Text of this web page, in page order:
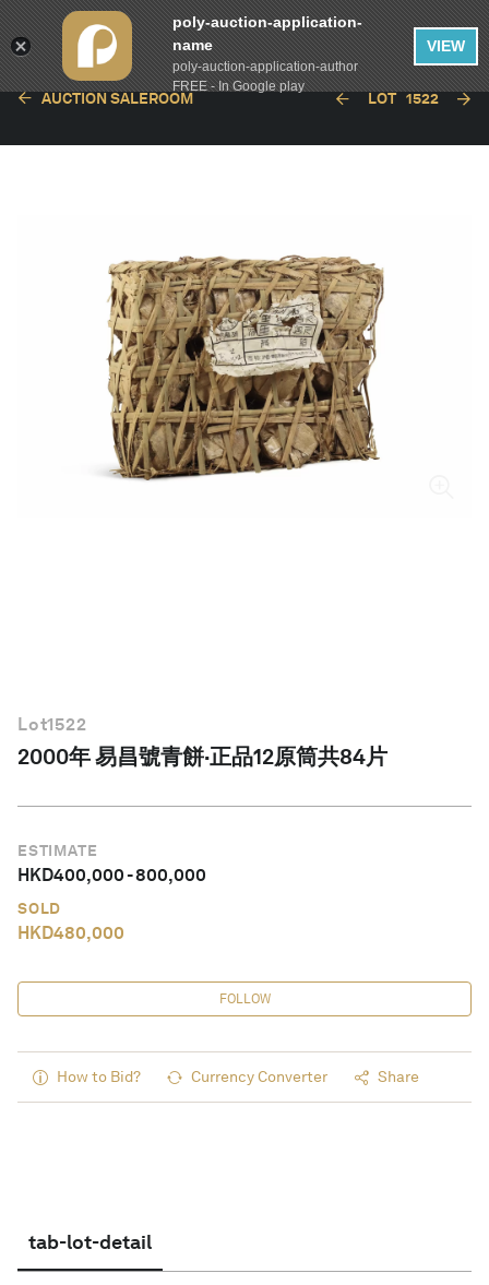
AUCTION SALEROOM LOT 1522
Lot1522
2000年 易昌號青餅·正品12原筒共84片
ESTIMATE
HKD400,000-800,000
SOLD
HKD480,000
FOLLOW
How to Bid? Currency Converter Share
tab-lot-detail
poly-auction-application-
name
poly-auction-application-author
FREE - In Google play
VIEW